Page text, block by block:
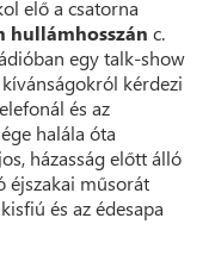
elő a csatorna
hullámhosszán c.
egy talk-show
kérdezi
és az
halála óta
házasság előtt álló
éjszakai műsorát
és az édesapa